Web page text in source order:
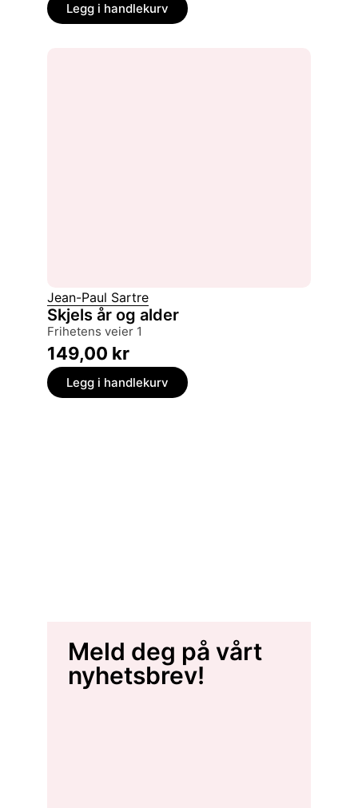
Legg i handlekurv
Jean-Paul Sartre
Skjels år og alder
frihetens veier 1
149,00 kr
Legg i handlekurv
Meld deg på vårt
nyhetsbrev!